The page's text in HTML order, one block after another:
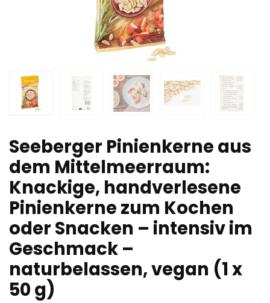
Seeberger Pinienkerne aus
dem Mittelmeerraum:
Knackige, handverlesene
Pinienkerne zum Kochen
oder Snacken – intensiv im
Geschmack –
naturbelassen, vegan (1 x
50 g)